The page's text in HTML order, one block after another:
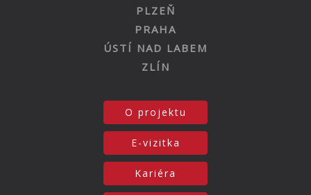
PLZEŇ
PRAHA
ÚSTÍ NAD LABEM
ZLÍN
O projektu
E-vizitka
Kariéra